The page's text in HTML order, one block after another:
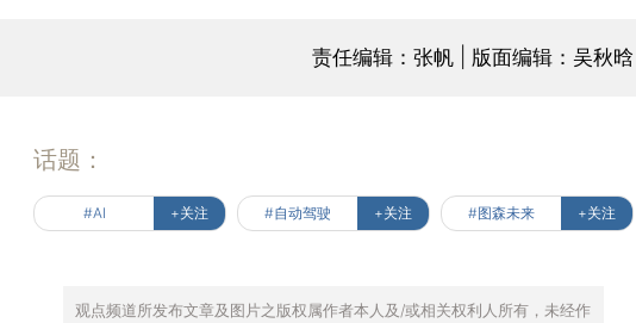
责任编辑：张帆 | 版面编辑：吴秋晗
话题：
#AI +关注 #自动驾驶 +关注 #图森未来 +关注
观点频道所发布文章及图片之版权属作者本人及/或相关权利人所有，未经作